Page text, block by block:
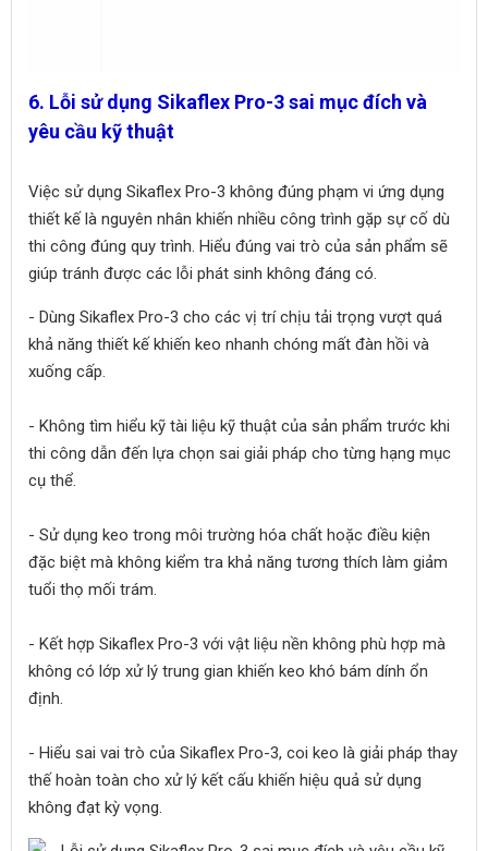
6. Lỗi sử dụng Sikaflex Pro-3 sai mục đích và
yêu cầu kỹ thuật
Việc sử dụng Sikaflex Pro-3 không đúng phạm vi ứng dụng
thiết kế là nguyên nhân khiến nhiều công trình gặp sự cố dù
thi công đúng quy trình. Hiểu đúng vai trò của sản phẩm sẽ
giúp tránh được các lỗi phát sinh không đáng có.
- Dùng Sikaflex Pro-3 cho các vị trí chịu tải trọng vượt quá
khả năng thiết kế khiến keo nhanh chóng mất đàn hồi và
xuống cấp.
- Không tìm hiểu kỹ tài liệu kỹ thuật của sản phẩm trước khi
thi công dẫn đến lựa chọn sai giải pháp cho từng hạng mục
cụ thể.
- Sử dụng keo trong môi trường hóa chất hoặc điều kiện
đặc biệt mà không kiểm tra khả năng tương thích làm giảm
tuổi thọ mối trám.
- Kết hợp Sikaflex Pro-3 với vật liệu nền không phù hợp mà
không có lớp xử lý trung gian khiến keo khó bám dính ổn
định.
- Hiểu sai vai trò của Sikaflex Pro-3, coi keo là giải pháp thay
thế hoàn toàn cho xử lý kết cấu khiến hiệu quả sử dụng
không đạt kỳ vọng.